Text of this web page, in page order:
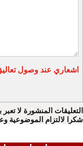
اشعاري عند وصول
التعليقات المنشورة لا
شكرا لالتزام الموضوعية